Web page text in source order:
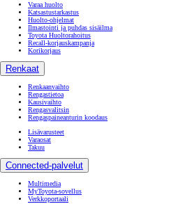
Varaa huolto
Katsastustarkastus
Huolto-ohjelmat
Ilmastointi ja puhdas sisäilma
Toyota Huoltorahoitus
Recall-korjauskampanja
Korikorjaus
Renkaat
Renkaanvaihto
Rengastietoa
Kausivaihto
Rengasvalitsin
Rengaspaineanturin koodaus
Lisävarusteet
Varaosat
Takuu
Connected-palvelut
Multimedia
MyToyota-sovellus
Verkkoportaali